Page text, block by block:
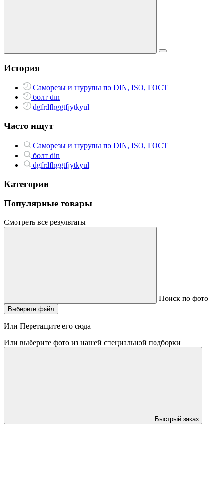
История
Саморезы и шурупы по DIN, ISO, ГОСТ
болт din
dgfrdfhggtfjytkyul
Часто ищут
Саморезы и шурупы по DIN, ISO, ГОСТ
болт din
dgfrdfhggtfjytkyul
Категории
Популярные товары
Смотреть все результаты
Поиск по фото
Выберите файл
Или Перетащите его сюда
Или выберите фото из нашей специальной подборки
Быстрый заказ